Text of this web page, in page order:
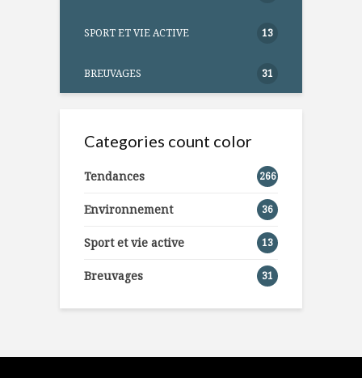
SPORT ET VIE ACTIVE 13
BREUVAGES 31
Categories count color
Tendances 266
Environnement 36
Sport et vie active 13
Breuvages 31